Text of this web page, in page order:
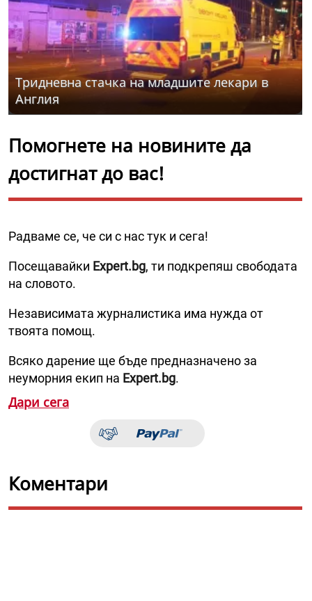
Тридневна стачка на младшите лекари в
Англия
Помогнете на новините да
достигнат до вас!
Радваме се, че си с нас тук и сега!
Посещавайки Expert.bg, ти подкрепяш свободата
на словото.
Независимата журналистика има нужда от
твоята помощ.
Всяко дарение ще бъде предназначено за
неуморния екип на Expert.bg.
Дари сега
Коментари